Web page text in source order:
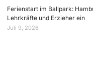
Ferienstart im Ballpark:
Lehrkräfte und Erzieher ein
Juli 9, 2026